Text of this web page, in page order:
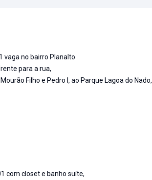
vaga no bairro Planalto
para a rua,
Filho e Pedro l, ao Parque Lagoa do Nado,
com closet e banho suíte,